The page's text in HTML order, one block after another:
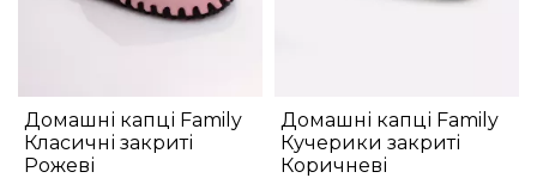
Домашні капці Family
Класичні закриті
Рожеві
Домашні капці Family
Кучерики закриті
Коричневі